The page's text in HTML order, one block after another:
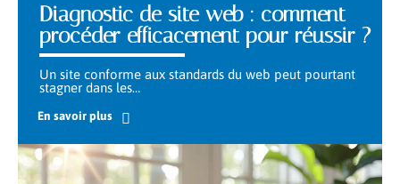
Diagnostic de site web : comment
procéder efficacement pour réussir ?
Un site conforme aux standards du web peut pourtant
stagner dans les…
En savoir plus